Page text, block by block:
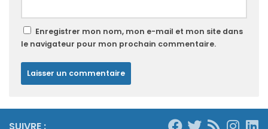
Enregistrer mon nom, mon e-mail et mon site dans
le navigateur pour mon prochain commentaire.
SUIVRE :